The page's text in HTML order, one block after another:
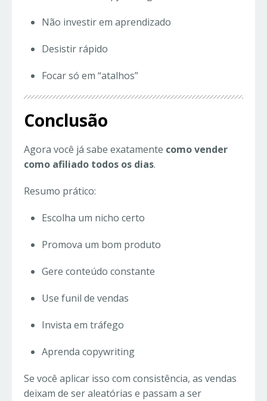
Não investir em aprendizado
Desistir rápido
Focar só em “atalhos”
Conclusão
Agora você já sabe exatamente como vender
como afiliado todos os dias.
Resumo prático:
Escolha um nicho certo
Promova um bom produto
Gere conteúdo constante
Use funil de vendas
Invista em tráfego
Aprenda copywriting
Se você aplicar isso com consistência, as vendas
deixam de ser aleatórias e passam a ser